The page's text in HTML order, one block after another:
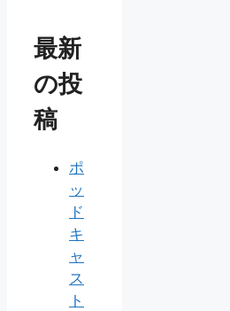
最新
の投
稿
ポ
ッ
ド
キ
ャ
ス
ト